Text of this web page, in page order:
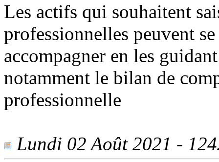
Les actifs qui souhaitent
professionnelles peuvent
accompagner en les
notamment le bilan de
professionnelle
Lundi 02 Août 2021 -